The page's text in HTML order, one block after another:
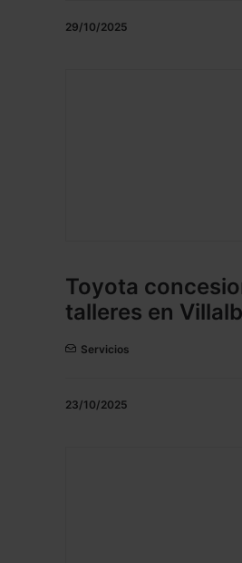
29/10/2025
Toyota
talleres en
Servicios
23/10/2025